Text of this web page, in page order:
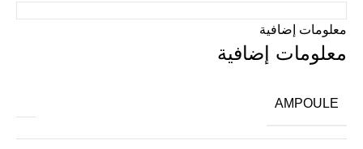
معلومات إضافية
معلومات إضافية
AMPOULE